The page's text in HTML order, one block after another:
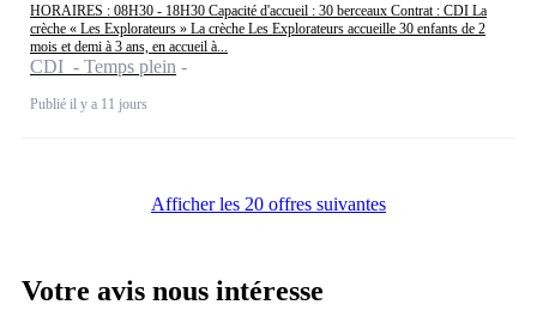
HORAIRES : 08H30 - 18H30 Capacité d'accueil : 30 berceaux Contrat : CDI La
crèche « Les Explorateurs » La crèche Les Explorateurs accueille 30 enfants de 2
mois et demi à 3 ans, en accueil à...
CDI - Temps plein
Publié il y a 11 jours
Afficher les 20 offres suivantes
Votre avis nous intéresse